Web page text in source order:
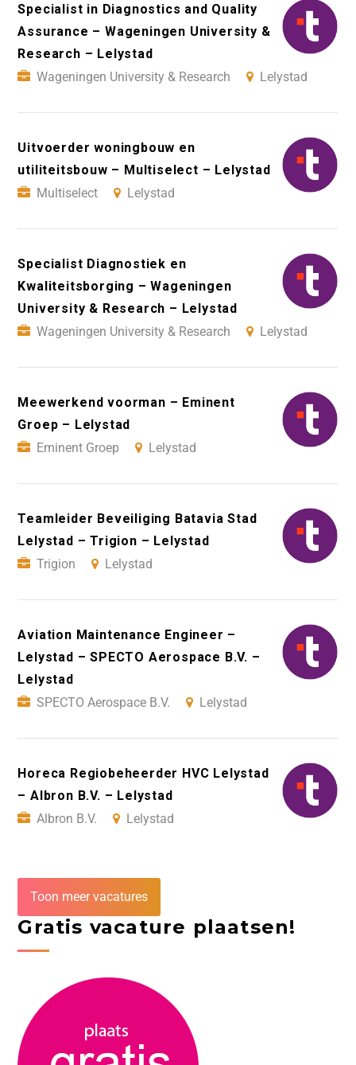
Specialist in Diagnostics and Quality
Assurance – Wageningen University &
Research – Lelystad
Wageningen University & Research
Lelystad
Uitvoerder woningbouw en
utiliteitsbouw – Multiselect – Lelystad
Multiselect
Lelystad
Specialist Diagnostiek en
Kwaliteitsborging – Wageningen
University & Research – Lelystad
Wageningen University & Research
Lelystad
Meewerkend voorman – Eminent
Groep – Lelystad
Eminent Groep
Lelystad
Teamleider Beveiliging Batavia Stad
Lelystad – Trigion – Lelystad
Trigion
Lelystad
Aviation Maintenance Engineer –
Lelystad – SPECTO Aerospace B.V. –
Lelystad
SPECTO Aerospace B.V.
Lelystad
Horeca Regiobeheerder HVC Lelystad
– Albron B.V. – Lelystad
Albron B.V.
Lelystad
Toon meer vacatures
Gratis vacature plaatsen!